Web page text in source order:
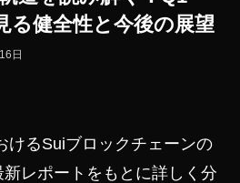
る健全性と今後の展望
日
けるSuiブロックチェーンの
レポートをもとに詳しく分